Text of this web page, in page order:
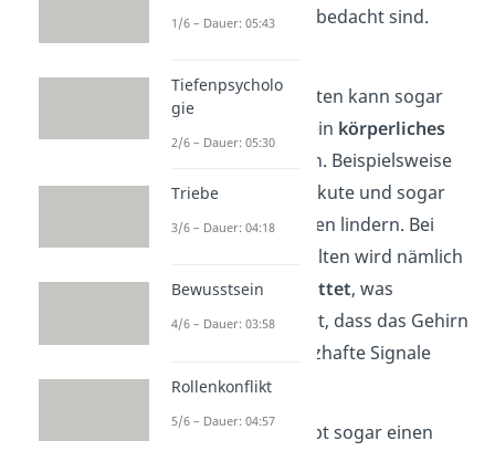
die eigenen Vorteile bedacht sind.
Altruistisches Verhalten kann sogar
einen Einfluss auf dein körperliches
haben. Beispielsweise
können gute Taten akute und sogar
chronische Schmerzen lindern. Bei
altruistischem Verhalten wird nämlich
Dopaminausgeschüttet, was
schließlich dazu führt, dass das Gehirn
weniger auf schmerzhafte Signale
reagiert.
Gut zu wissen:Es gibt sogar einen
1/6 – Dauer: 05:43
Tiefenpsycholo
gie
2/6 – Dauer: 05:30
Triebe
3/6 – Dauer: 04:18
Bewusstsein
4/6 – Dauer: 03:58
Rollenkonflikt
5/6 – Dauer: 04:57